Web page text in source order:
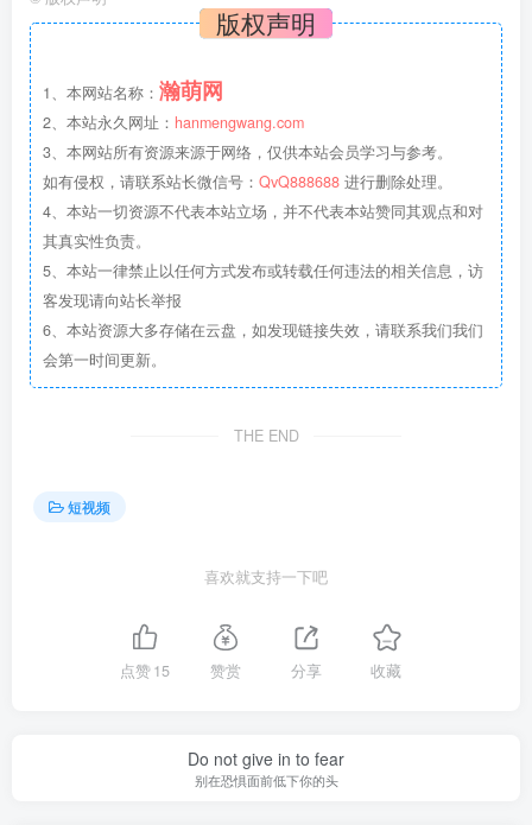
版权声明
1、本网站名称： 瀚萌网
2、本站永久网址： hanmengwang.com
3、本网站所有资源来源于网络，仅供本站会员学习与参考。
如有侵权，请联系站长微信号： QvQ888688 进行删除处理。
4、本站一切资源不代表本站立场，并不代表本站赞同其观点和对
其真实性负责。
5、本站一律禁止以任何方式发布或转载任何违法的相关信息，访
客发现请向站长举报
6、本站资源大多存储在云盘，如发现链接失效，请联系我们我们
会第一时间更新。
THE END
短视频
喜欢就支持一下吧
点赞15 赞赏 分享 收藏
Do not give in to fear
别在恐惧面前低下你的头